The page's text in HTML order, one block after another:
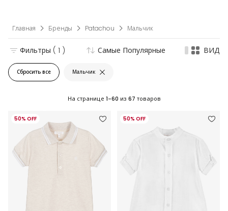
Главная Бренды Patachou Мальчик
Сбросить все Мальчик
Фильтры ( 1 ) Самые Популярные ВИД
На странице 1-60 из 67 товаров
50% OFF 50% OFF